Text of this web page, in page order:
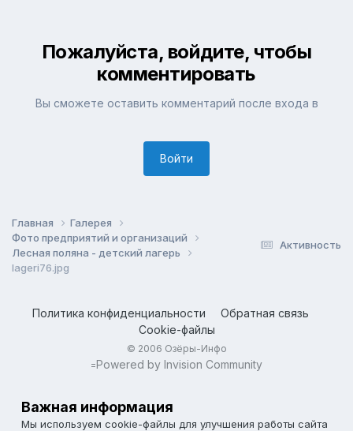
Пожалуйста, войдите, чтобы
комментировать
Вы сможете оставить комментарий после входа в
Войти
Активность
Главная
Галерея
Фото предприятий и организаций
Лесная поляна - детский лагерь
lageri76.jpg
Политика конфиденциальности
Обратная связь
Cookie-файлы
© 2006 Озёры-Инфо
=Powered by Invision Community
Важная информация
Мы используем cookie-файлы для улучшения работы сайта